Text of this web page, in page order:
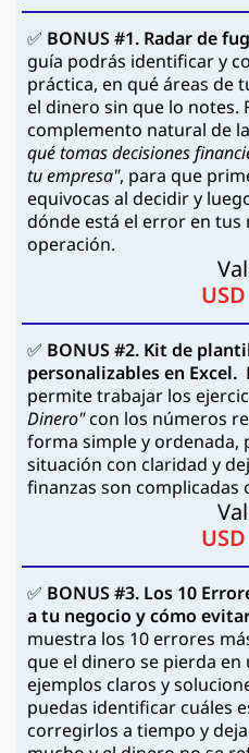
✅ BONUS #1. Radar de
guía podrás identificar y
práctica, en qué áreas de
el dinero sin que lo notes.
complemento natural de
qué tomas decisiones
tu empresa", para que
equivocas al decidir y
dónde está el error en
operación.
✅ BONUS #2. Kit de
personalizables en Excel.
permite trabajar los
Dinero"con los números
forma simple y ordenada,
situación con claridad y
finanzas son complicadas
✅ BONUS #3. Los 10
a tu negocio y cómo
muestra los 10 errores
que el dinero se pierda en
ejemplos claros y
puedas identificar cuáles
corregirlos a tiempo y